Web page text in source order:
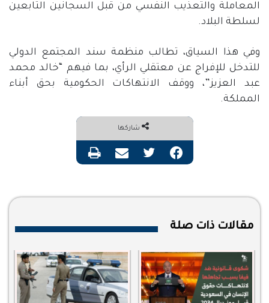
المعاملة والتعذيب النفسي من قبل السجانين التابعين
لسلطة البلاد.
وفي هذا السياق، تطالب منظمة سند المجتمع الدولي
للتدخل للإفراج عن معتقلي الرأي، بما فيهم “خالد محمد
عبد العزيز”، ووقف الانتهاكات الحكومية بحق أبناء
المملكة.
شاركها
فيسبوك تويتر مشاركة عبر البريد طباعة
مقالات ذات صلة